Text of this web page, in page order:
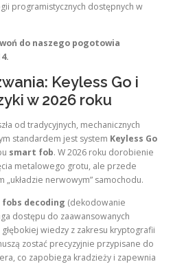
programistycznych dostępnych w
do naszego pogotowia
Keyless Go i
w 2026 roku
od tradycyjnych, mechanicznych
standardem jest system Keyless Go
smart fob. W 2026 roku dorobienie
metalowego grotu, ale przede
nerwowym” samochodu.
decoding (dekodowanie
dostępu do zaawansowanych
wiedzy z zakresu kryptografii
zostać precyzyjnie przypisane do
co zapobiega kradzieży i zapewnia